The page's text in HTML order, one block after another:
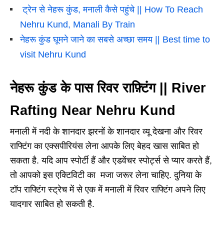
ट्रेन से नेहरू कुंड, मनाली कैसे पहुंचे || How To Reach
Nehru Kund, Manali By Train
नेहरू कुंड घूमने जाने का सबसे अच्छा समय || Best time to
visit Nehru Kund
नेहरू कुंड के पास रिवर राफ़्टिंग || River
Rafting Near Nehru Kund
मनाली में नदी के शानदार झरनों के शानदार व्यू देखना और रिवर
राफ्टिंग का एक्सपीरियंस लेना आपके लिए बेहद खास साबित हो
सकता है. यदि आप स्पोर्टी हैं और एडवेंचर स्पोर्ट्स से प्यार करते हैं,
तो आपको इस एक्टिविटी का मजा जरूर लेना चाहिए. दुनिया के
टॉप राफ्टिंग स्ट्रेच में से एक में मनाली में रिवर राफ्टिंग अपने लिए
यादगार साबित हो सकती है.